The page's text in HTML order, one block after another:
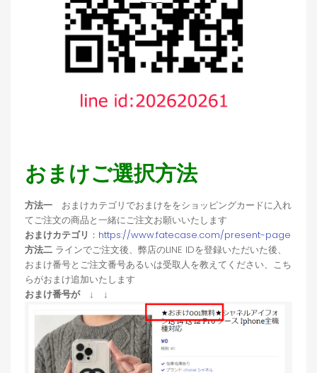
おまけご選択方法
方法一 おまけカテゴリでおまけををショッピングカードに入れ
てご注文の商品と一緒にご注文お願いいたします
おまけカテゴリ ： https://www.fatecase.com/present-page
方法二 ラインでご注文後、弊店のLINE IDを登録いただいた後、
おまけ番号とご注文番号あるいは受取人を教えてください、こち
らがおまけ追加いたします
おまけ番号が ↓ ↓